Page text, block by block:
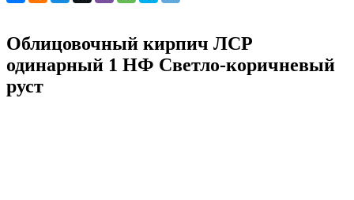
Облицовочный кирпич ЛСР
одинарный 1 НФ Светло-коричневый
руст